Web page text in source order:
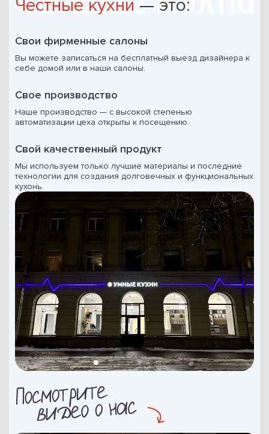
Честные кухни — это:
Свои фирменные салоны
Вы можете записаться на бесплатный выезд дизайнера к
себе домой или в наши салоны.
Свое производство
Наше производство — с высокой степенью
автоматизации цеха открыты к посещению.
Свой качественный продукт
Мы используем только лучшие материалы и последние
технологии для создания долговечных и функциональных
кухонь.